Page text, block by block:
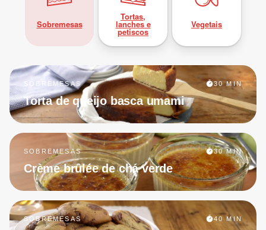
Sobremesas
Tortas,
lanches e
petiscos
Vegetais
SOBREMESAS 30 MIN
Torta de queijo basca umami
SOBREMESAS 30 MIN
Crème brûlée de chá verde
SOBREMESAS 40 MIN